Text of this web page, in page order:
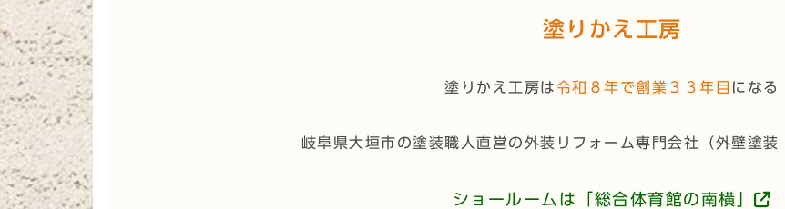
塗りかえ工房
塗りかえ工房は令和８年で創業３３年目 になる
岐阜県大垣市の塗装職人直営の外装リフォーム専門会社（外壁塗装
ショールームは「総合体育館の南横」